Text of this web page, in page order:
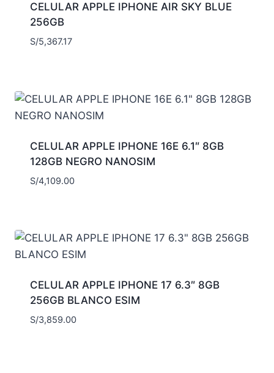
CELULAR APPLE IPHONE AIR SKY BLUE
256GB
S/5,367.17
CELULAR APPLE IPHONE 16E 6.1″ 8GB
128GB NEGRO NANOSIM
S/4,109.00
CELULAR APPLE IPHONE 17 6.3″ 8GB
256GB BLANCO ESIM
S/3,859.00